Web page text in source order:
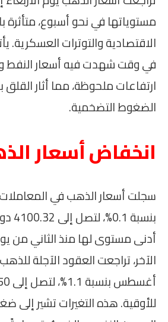
مستوياتها في نحو أسبوع،
الاقتصادية والتوترات العسكرية.
في وقت شهدت فيه أسعار النفط
ارتفاعات ملحوظة، مما أثار القلق
الضغوط التضخمية.
انخفاض أسعار
سجلت أسعار الذهب في المعاملات
أدنى مستوى لها منذ الثاني من
الآخر، تراجعت العقود الآجلة
للأوقية. هذه التغيرات تشير